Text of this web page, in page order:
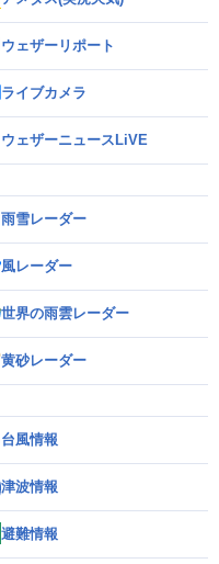
ウェザーリポート
ライブカメラ
ウェザーニュースLiVE
雨雪レーダー
風レーダー
世界の雨雲レーダー
黄砂レーダー
台風情報
津波情報
避難情報